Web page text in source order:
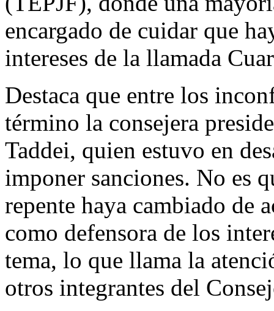
encargado de cuidar que
intereses de la llamada
Destaca que entre los
término la consejera
Taddei, quien estuvo en
imponer sanciones. No es
repente haya cambiado de
como defensora de los
tema, lo que llama la
otros integrantes del